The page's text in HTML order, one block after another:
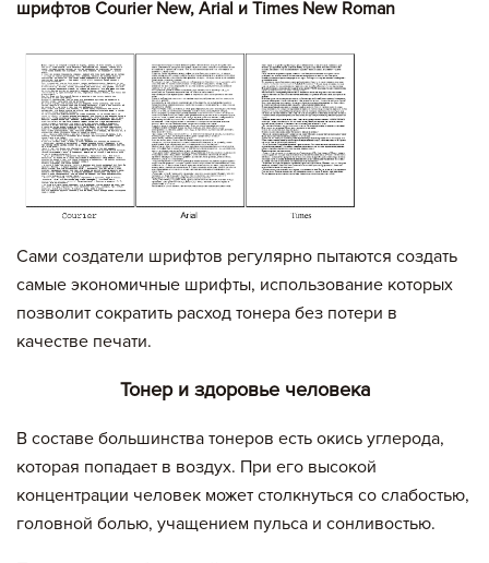
шрифтов Courier New, Arial и Times New Roman
Сами создатели шрифтов регулярно пытаются создать
самые экономичные шрифты, использование которых
позволит сократить расход тонера без потери в
качестве печати.
Тонер и здоровье человека
В составе большинства тонеров есть окись углерода,
которая попадает в воздух. При его высокой
концентрации человек может столкнуться со слабостью,
головной болью, учащением пульса и сонливостью.